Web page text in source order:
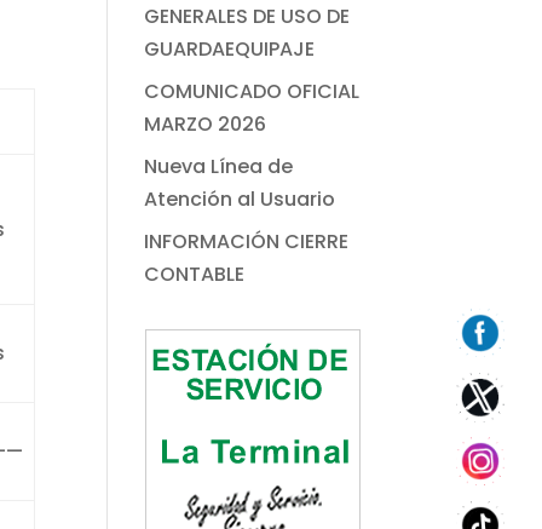
GENERALES DE USO DE
GUARDAEQUIPAJE
COMUNICADO OFICIAL
MARZO 2026
Nueva Línea de
Atención al Usuario
INFORMACIÓN CIERRE
CONTABLE